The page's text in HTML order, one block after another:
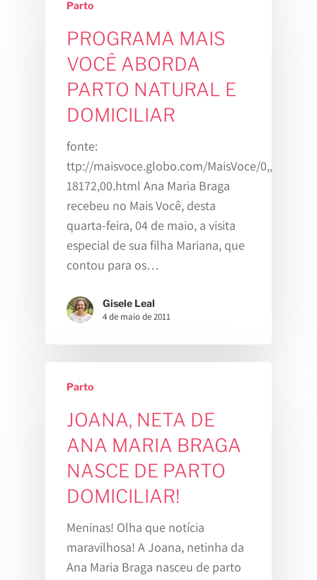
Parto
PROGRAMA MAIS
VOCÊ ABORDA
PARTO NATURAL E
DOMICILIAR
fonte:
ttp://maisvoce.globo.com/MaisVoce/
18172,00.html Ana Maria Braga
recebeu no Mais Você, desta
quarta-feira, 04 de maio, a visita
especial de sua filha Mariana, que
contou para os…
Gisele Leal
4 de maio de 2011
Parto
JOANA, NETA DE
ANA MARIA BRAGA
NASCE DE PARTO
DOMICILIAR!
Meninas! Olha que notícia
maravilhosa! A Joana, netinha da
Ana Maria Braga nasceu de parto